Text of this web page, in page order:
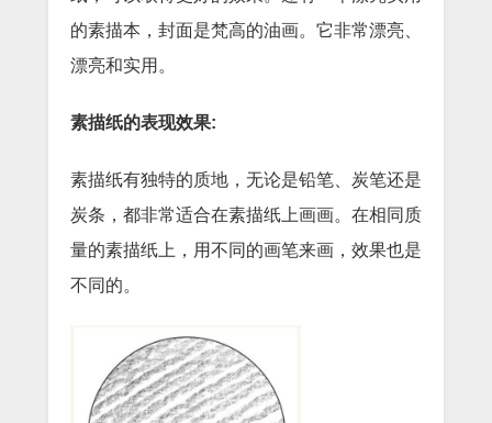
的素描本，封面是梵高的油画。它非常漂亮、
漂亮和实用。
素描纸的表现效果:
素描纸有独特的质地，无论是铅笔、炭笔还是
炭条，都非常适合在素描纸上画画。在相同质
量的素描纸上，用不同的画笔来画，效果也是
不同的。